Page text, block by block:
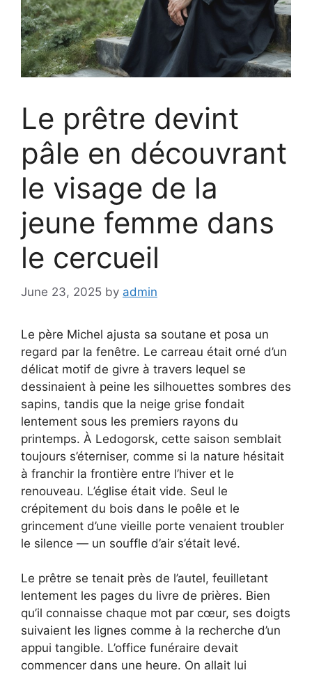
Le prêtre devint
pâle en découvrant
le visage de la
jeune femme dans
le cercueil
June 23, 2025 by admin
Le père Michel ajusta sa soutane et posa un
regard par la fenêtre. Le carreau était orné d’un
délicat motif de givre à travers lequel se
dessinaient à peine les silhouettes sombres des
sapins, tandis que la neige grise fondait
lentement sous les premiers rayons du
printemps. À Ledogorsk, cette saison semblait
toujours s’éterniser, comme si la nature hésitait
à franchir la frontière entre l’hiver et le
renouveau. L’église était vide. Seul le
crépitement du bois dans le poêle et le
grincement d’une vieille porte venaient troubler
le silence — un souffle d’air s’était levé.
Le prêtre se tenait près de l’autel, feuilletant
lentement les pages du livre de prières. Bien
qu’il connaisse chaque mot par cœur, ses doigts
suivaient les lignes comme à la recherche d’un
appui tangible. L’office funéraire devait
commencer dans une heure. On allait lui